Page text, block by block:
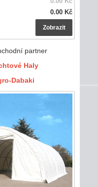
0.00 Kč
Zobrazit
partner
Haly
Dabaki